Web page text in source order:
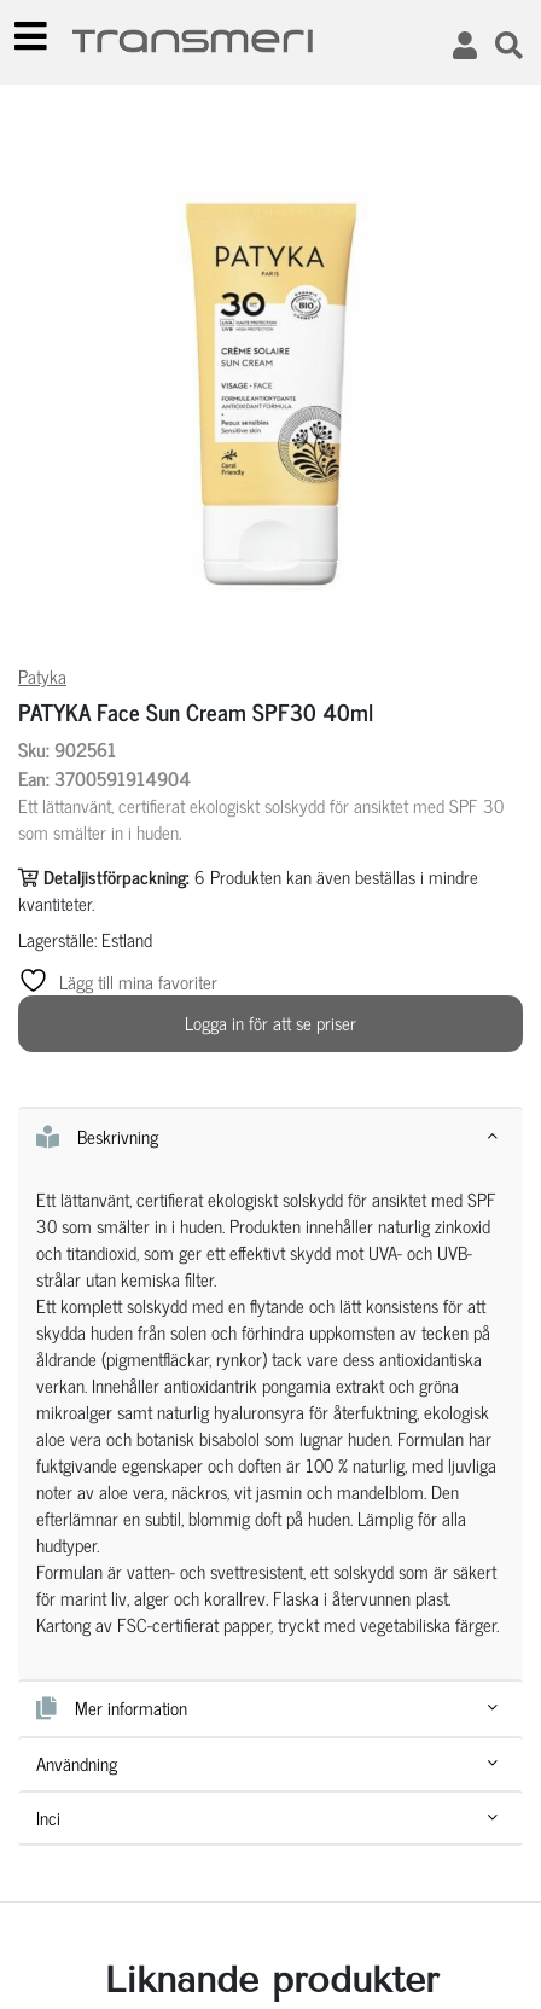
Patyka
PATYKA Face Sun Cream SPF30 40ml
Sku: 902561
Ean: 3700591914904
Ett lättanvänt, certifierat ekologiskt solskydd för ansiktet med SPF 30
som smälter in i huden.
Detaljistförpackning:6 Produkten kan även beställas i mindre
kvantiteter.
Lagerställe: Estland
Lägg till mina favoriter
Logga in för att se priser
Beskrivning
Ett lättanvänt, certifierat ekologiskt solskydd för ansiktet med SPF
30 som smälter in i huden. Produkten innehåller naturlig zinkoxid
och titandioxid, som ger ett effektivt skydd mot UVA- och UVB-
strålar utan kemiska filter.
Ett komplett solskydd med en flytande och lätt konsistens för att
skydda huden från solen och förhindra uppkomsten av tecken på
åldrande (pigmentfläckar, rynkor) tack vare dess antioxidantiska
verkan. Innehåller antioxidantrik pongamia extrakt och gröna
mikroalger samt naturlig hyaluronsyra för återfuktning, ekologisk
aloe vera och botanisk bisabolol som lugnar huden. Formulan har
fuktgivande egenskaper och doften är 100 % naturlig, med ljuvliga
noter av aloe vera, näckros, vit jasmin och mandelblom. Den
efterlämnar en subtil, blommig doft på huden. Lämplig för alla
hudtyper.
Formulan är vatten- och svettresistent, ett solskydd som är säkert
för marint liv, alger och korallrev. Flaska i återvunnen plast.
Kartong av FSC-certifierat papper, tryckt med vegetabiliska färger.
Mer information
Användning
Inci
Liknande produkter